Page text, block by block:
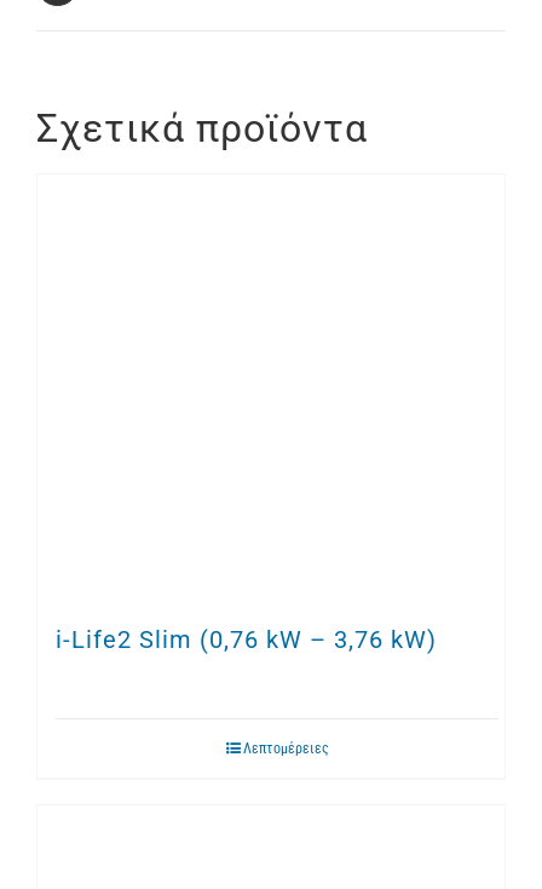
Σχετικά προϊόντα
i-Life2 Slim (0,76 kW – 3,76 kW)
Λεπτομέρειες